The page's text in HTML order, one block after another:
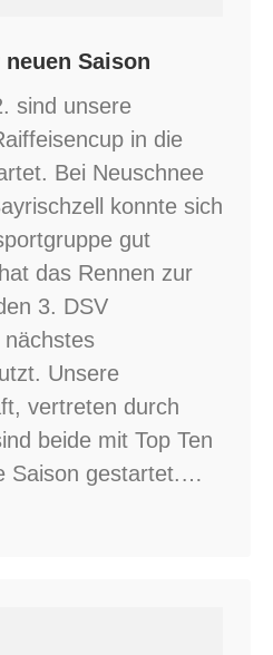
Saison
sind unsere
in die
Bei Neuschnee
konnte sich
gut
das Rennen zur
3. DSV
nächstes
Unsere
vertreten durch
beide mit Top Ten
Saison gestartet.…